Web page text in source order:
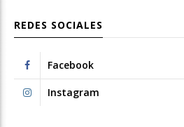
REDES SOCIALES
Facebook
Instagram